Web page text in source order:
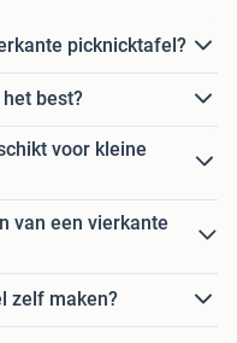
picknicktafel?
best?
voor kleine
van een vierkante
zelf maken?